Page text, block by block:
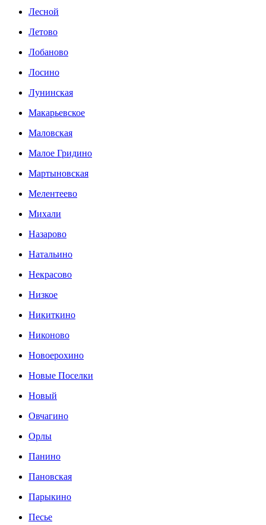
Лесной
Летово
Лобаново
Лосино
Лунинская
Макарьевское
Маловская
Малое Гридино
Мартыновская
Мелентеево
Михали
Назарово
Натальино
Некрасово
Низкое
Никиткино
Никоново
Новоерохино
Новые Поселки
Новый
Овчагино
Орлы
Панино
Пановская
Парыкино
Песье